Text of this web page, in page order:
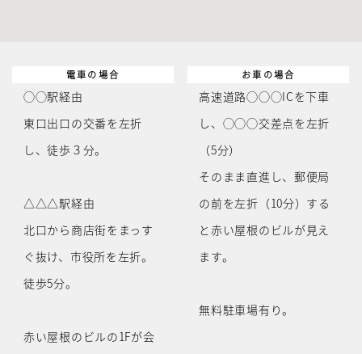
電車の場合
◯◯駅経由
東口出口の交番を左折
し、徒歩３分。
△△△駅経由
北口から商店街をまっす
ぐ抜け、市役所を左折。
徒歩5分。
赤い屋根のビルの1Fが会
お車の場合
高速道路◯◯◯ICを下車
し、◯◯◯交差点を左折
（5分）
そのまま直進し、郵便局
の前を左折（10分）する
と赤い屋根のビルが見え
ます。
無料駐車場有り。